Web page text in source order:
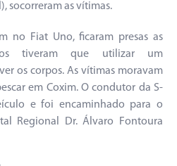
socorreram as vítimas.
no Fiat Uno, ficaram presas as
tiveram que utilizar um
os corpos. As vítimas moravam
em Coxim. O condutor da S-
e foi encaminhado para o
Regional Dr. Álvaro Fontoura